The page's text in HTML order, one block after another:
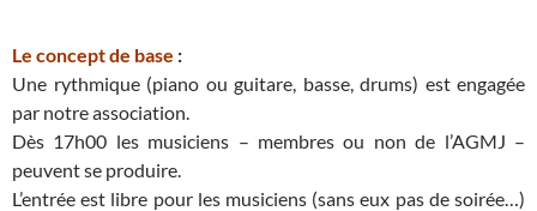
Le concept de base :
Une rythmique (piano ou guitare, basse, drums) est engagée
par notre association.
Dès 17h00 les musiciens – membres ou non de l’AGMJ –
peuvent se produire.
L’entrée est libre pour les musiciens (sans eux pas de soirée…)